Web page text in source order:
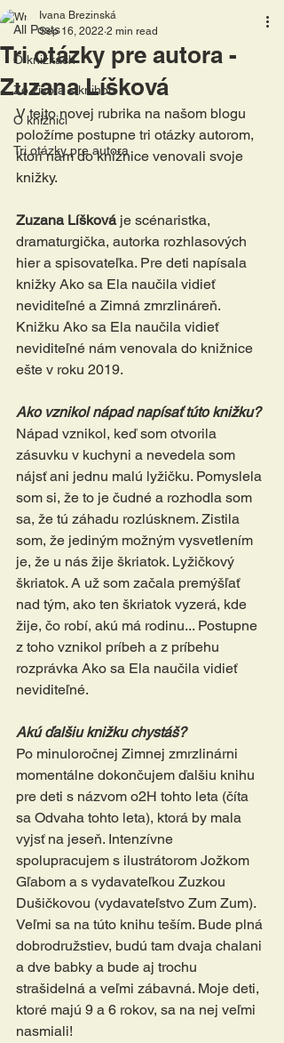
All Posts
O knižkách
Zo života s knihou
O knižnici
Tri otázky pre autora
Tri otázky pre autora -
Zuzana Líšková
Ivana Brezinská
Sep 16, 2022 2 min read
V tejto novej rubrika na našom blogu
položíme postupne tri otázky autorom,
ktorí nám do knižnice venovali svoje
knižky.
Zuzana Líšková je scénaristka,
dramaturgička, autorka rozhlasových
hier a spisovateľka. Pre deti napísala
knižky Ako sa Ela naučila vidieť
neviditeľné a Zimná zmrzlináreň.
Knižku Ako sa Ela naučila vidieť
neviditeľné nám venovala do knižnice
ešte v roku 2019.
Ako vznikol nápad napísať túto knižku?
Nápad vznikol, keď som otvorila
zásuvku v kuchyni a nevedela som
nájsť ani jednu malú lyžičku. Pomyslela
som si, že to je čudné a rozhodla som
sa, že tú záhadu rozlúsknem. Zistila
som, že jediným možným vysvetlením
je, že u nás žije škriatok. Lyžičkový
škriatok. A už som začala premýšľať
nad tým, ako ten škriatok vyzerá, kde
žije, čo robí, akú má rodinu... Postupne
z toho vznikol príbeh a z príbehu
rozprávka Ako sa Ela naučila vidieť
neviditeľné.
Akú ďalšiu knižku chystáš?
Po minuloročnej Zimnej zmrzlinárni
momentálne dokončujem ďalšiu knihu
pre deti s názvom o2H tohto leta (číta
sa Odvaha tohto leta), ktorá by mala
vyjsť na jeseň. Intenzívne
spolupracujem s ilustrátorom Jožkom
Gľabom a s vydavateľkou Zuzkou
Dušičkovou (vydavateľstvo Zum Zum).
Veľmi sa na túto knihu teším. Bude plná
dobrodružstiev, budú tam dvaja chalani
a dve babky a bude aj trochu
strašidelná a veľmi zábavná. Moje deti,
ktoré majú 9 a 6 rokov, sa na nej veľmi
nasmiali!